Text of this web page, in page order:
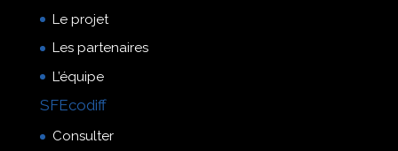
Le projet
Les partenaires
L’équipe
SFEcodiff
Consulter